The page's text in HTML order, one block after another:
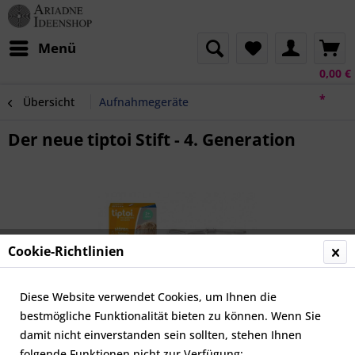
Menü
0,00 €
*
Übersicht Aufnahmegeräte
Der neue tiptoi Stift - 4. Generation
Cookie-Richtlinien
Diese Website verwendet Cookies, um Ihnen die
bestmögliche Funktionalität bieten zu können. Wenn Sie
damit nicht einverstanden sein sollten, stehen Ihnen